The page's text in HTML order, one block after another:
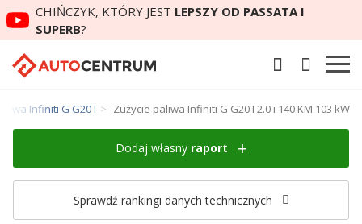
CHIŃCZYK, KTÓRY JEST LEPSZY OD PASSATA I
SUPERB?
Infiniti G G20 I Zużycie paliwa Infiniti G G20 I 2.0 i 140 KM 103 kW
Dodaj własny raport
Sprawdź rankingi danych technicznych